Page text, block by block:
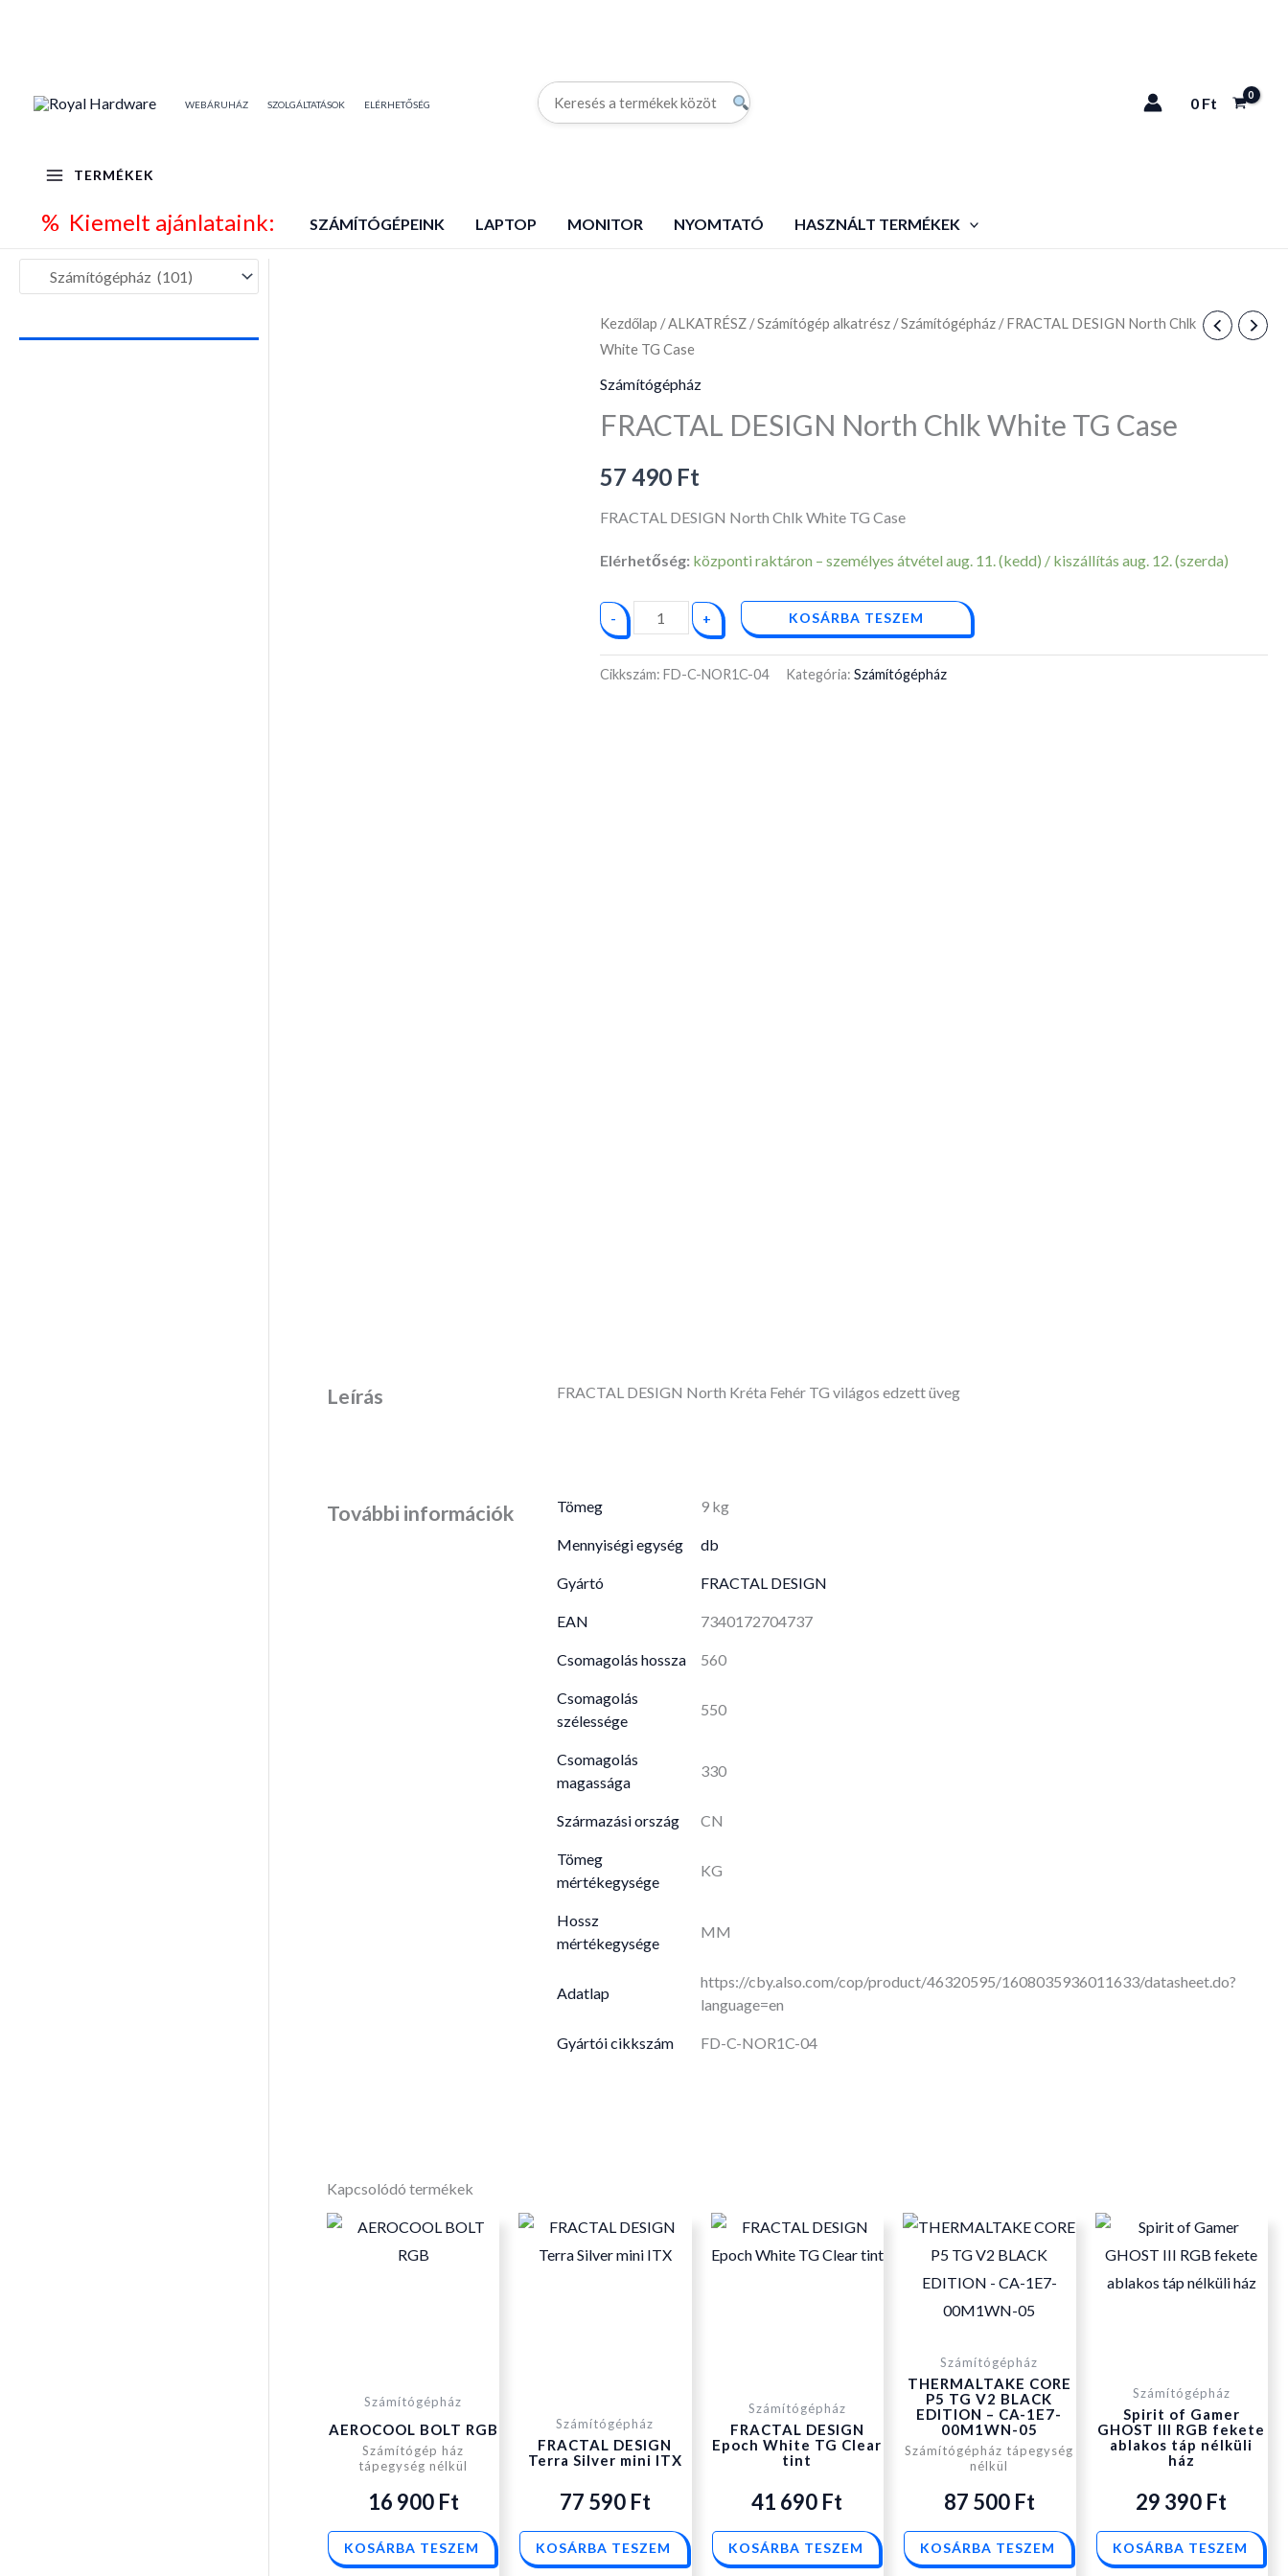
WEBÁRUHÁZ SZOLGÁLTATÁSOK ELÉRHETŐSÉG 0 Ft
TERMÉKEK
% Kiemelt ajánlataink: SZÁMÍTÓGÉPEINK LAPTOP MONITOR NYOMTATÓ HASZNÁLT TERMÉKEK
Kezdőlap /ALKATRÉSZ/Számítógép alkatrész/Számítógépház/ FRACTAL DESIGN North Chlk
White TG Case
Számítógépház
FRACTAL DESIGN North Chlk White TG Case
57 490 Ft
FRACTAL DESIGN North Chlk White TG Case
Elérhetőség: központi raktáron – személyes átvétel aug. 11. (kedd) / kiszállítás aug. 12. (szerda)
-
FRACTAL
DESIGN
North
White
Case
mennyiség
+ KOSÁRBA TESZEM
Cikkszám: FD-C-NOR1C-04 Kategória: Számítógépház
Leírás FRACTAL DESIGN North Kréta Fehér TG világos edzett üveg
További információk Tömeg 9 kg
Mennyiségi egység db
Gyártó FRACTAL DESIGN
EAN 7340172704737
Csomagolás hossza 560
Csomagolás
szélessége
550
Csomagolás
magassága
330
Származási ország CN
Tömeg
mértékegysége
KG
Hossz
mértékegysége
MM
Adatlap
https://cby.also.com/cop/product/46320595/1608035936011633/datasheet.do?
language=en
Gyártói cikkszám FD-C-NOR1C-04
Kapcsolódó termékek
Számítógépház
AEROCOOL BOLT RGB
Számítógép ház
tápegység nélkül
16 900 Ft
KOSÁRBA TESZEM
Számítógépház
FRACTAL DESIGN
Terra Silver mini ITX
77 590 Ft
KOSÁRBA TESZEM
Számítógépház
FRACTAL DESIGN
Epoch White TG Clear
tint
41 690 Ft
KOSÁRBA TESZEM
Számítógépház
THERMALTAKE CORE
P5 TG V2 BLACK
EDITION – CA-1E7-
00M1WN-05
Számítógépház tápegység
nélkül
87 500 Ft
KOSÁRBA TESZEM
Számítógépház
Spirit of Gamer
GHOST III RGB fekete
ablakos táp nélküli
ház
29 390 Ft
KOSÁRBA TESZEM